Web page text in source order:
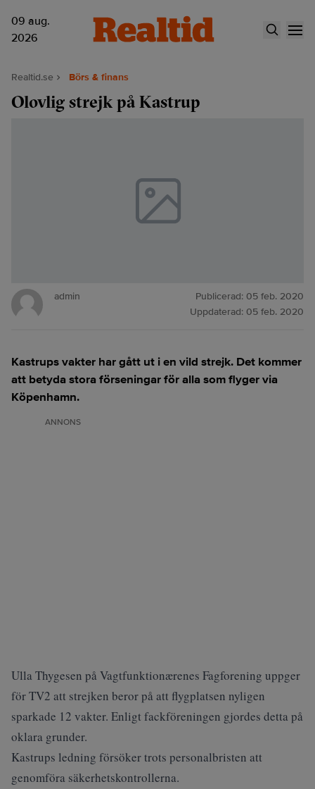
09 aug.
2026
Realtid.se Börs & finans
Olovlig strejk på Kastrup
admin Publicerad: 05 feb. 2020
Uppdaterad: 05 feb. 2020
Kastrups vakter har gått ut i en vild strejk. Det kommer
att betyda stora förseningar för alla som flyger via
Köpenhamn.
ANNONS
Ulla Thygesen på Vagtfunktionærenes Fagforening uppger
för TV2 att strejken beror på att flygplatsen nyligen
sparkade 12 vakter. Enligt fackföreningen gjordes detta på
oklara grunder.
Kastrups ledning försöker trots personalbristen att
genomföra säkerhetskontrollerna.